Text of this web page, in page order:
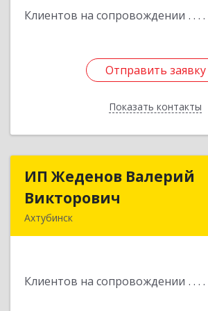
Клиентов на сопровождении
Отправить заявку
Показать контакты
Отправить заявку
Назад
ИП Жеденов Валерий
Викторович
Ахтубинск
Клиентов на сопровождении
ИП